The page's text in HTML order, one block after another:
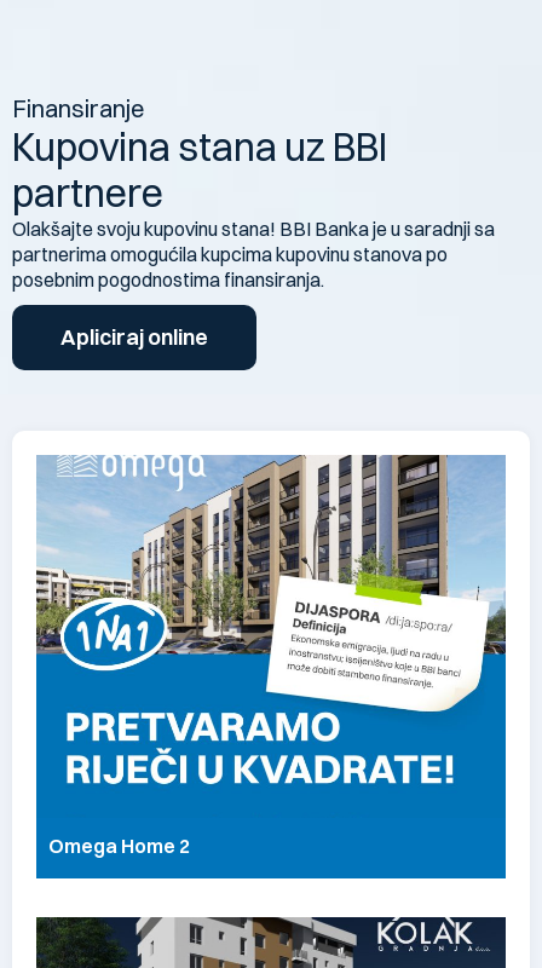
Finansiranje
Kupovina stana uz BBI
partnere
Olakšajte svoju kupovinu stana! BBI Banka je u saradnji sa
partnerima omogućila kupcima kupovinu stanova po
posebnim pogodnostima finansiranja.
Apliciraj online
Omega Home 2